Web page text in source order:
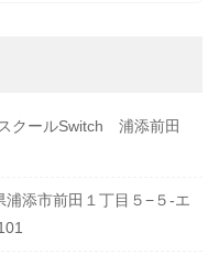
クールSwitch 浦添前田
添市前田１丁目５−５-エ